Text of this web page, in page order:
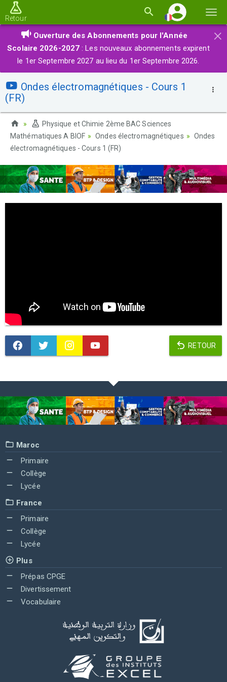
la
Retour
×
Ouverture des Abonnements pour l'Année
Scolaire 2026-2027 : Les nouveaux abonnements expirent
le 1er Septembre 2027 au lieu du 1er Septembre 2026.
Ondes électromagnétiques - Cours 1
(FR)
Physique et Chimie 2ème BAC Sciences
Mathématiques A BIOF
Ondes électromagnétiques
Ondes
électromagnétiques - Cours 1 (FR)
RETOUR
Maroc
Primaire
Collège
Lycée
France
Primaire
Collège
Lycée
Plus
Prépas CPGE
Divertissement
Vocabulaire